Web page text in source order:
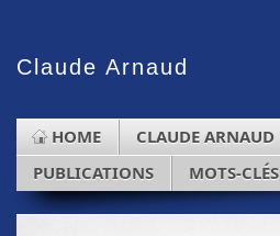
Claude Arnaud
HOME CLAUDE ARNAUD
PUBLICATIONS
MOTS-CLÉS